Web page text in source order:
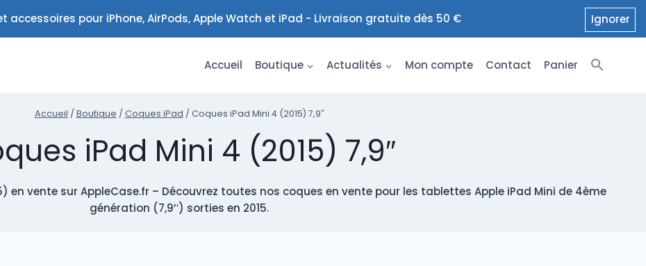
accessoires pour iPhone, AirPods, Apple Watch et iPad - Livraison gratuite dès 50 € Ignorer
Accueil Boutique Actualités Mon compte Contact Panier
Accueil / Boutique / Coques iPad / Coques iPad Mini 4 (2015) 7,9″
iPad Mini 4 (2015) 7,9″
en vente sur AppleCase.fr – Découvrez toutes nos coques en vente pour les tablettes Apple iPad Mini de 4ème
génération (7,9’′) sorties en 2015.